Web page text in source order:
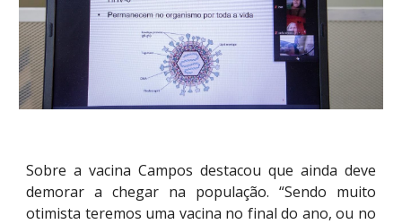
Sobre a vacina Campos destacou que ainda deve
demorar a chegar na população. “Sendo muito
otimista teremos uma vacina no final do ano, ou no